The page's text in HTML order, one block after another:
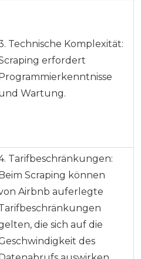
Technische Komplexität:
erfordert
Programmierkenntnisse
Wartung.
Tarifbeschränkungen:
Beim Scraping können
Airbnb auferlegte
die sich auf die
des